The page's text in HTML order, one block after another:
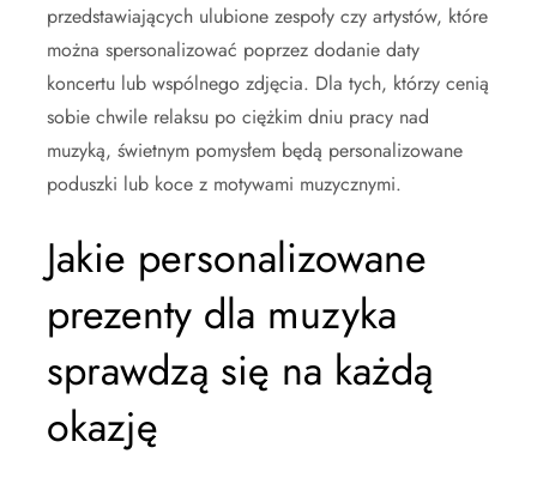
przedstawiających ulubione zespoły czy artystów, które
można spersonalizować poprzez dodanie daty
koncertu lub wspólnego zdjęcia. Dla tych, którzy cenią
sobie chwile relaksu po ciężkim dniu pracy nad
muzyką, świetnym pomysłem będą personalizowane
poduszki lub koce z motywami muzycznymi.
Jakie personalizowane
prezenty dla muzyka
sprawdzą się na każdą
okazję